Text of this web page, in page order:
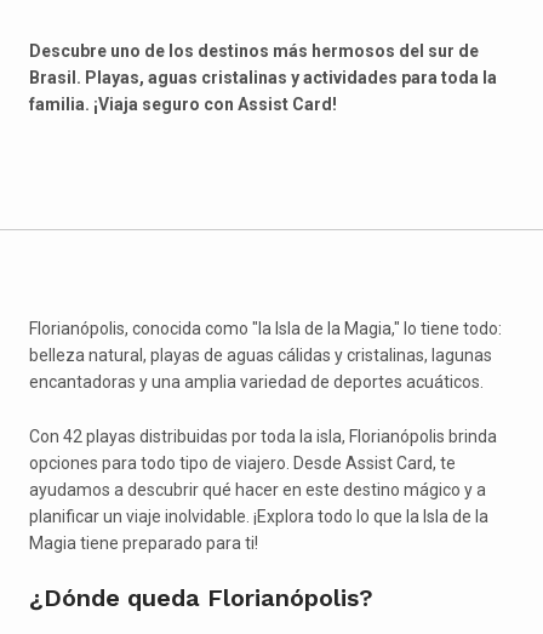
Descubre uno de los destinos más hermosos del sur de
Brasil. Playas, aguas cristalinas y actividades para toda la
familia. ¡Viaja seguro con Assist Card!
Florianópolis, conocida como "la Isla de la Magia," lo tiene todo:
belleza natural, playas de aguas cálidas y cristalinas, lagunas
encantadoras y una amplia variedad de deportes acuáticos.
Con 42 playas distribuidas por toda la isla, Florianópolis brinda
opciones para todo tipo de viajero. Desde Assist Card, te
ayudamos a descubrir qué hacer en este destino mágico y a
planificar un viaje inolvidable. ¡Explora todo lo que la Isla de la
Magia tiene preparado para ti!
¿Dónde queda Florianópolis?